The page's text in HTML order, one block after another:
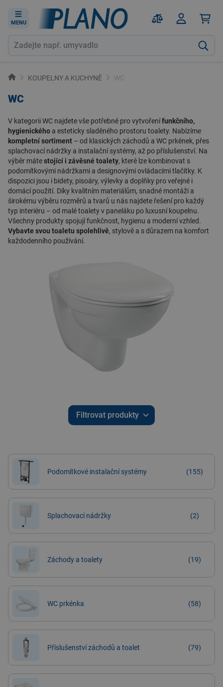
MENU
KOUPELNY A KUCHYNĚ WC
WC
V kategoriiWC najdete vše potřebné pro vytvořenífunkčního,
hygienického a esteticky sladěného prostoru toalety. Nabízíme
kompletní sortiment – od klasických záchodů a WC prkének, přes
splachovací nádržky a instalační systémy, až po příslušenství. Na
výběr mátestojící i závěsné toalety, které lze kombinovat s
podomítkovými nádržkami a designovými ovládacími tlačítky. K
dispozici jsou i bidety, pisoáry, výlevky a doplňky pro veřejné i
domácí použití. Díky kvalitním materiálům, snadné montáži a
širokému výběru rozměrů a tvarů u nás najdete řešenípro každý
typ interiéru – od malé toalety v paneláku po luxusní koupelnu.
Všechny produkty spojují funkčnost, hygienu a moderní vzhled.
Vybavte svou toaletu spolehlivě, stylově a s důrazem na komfort
každodenního používání.
Filtrovat produkty
Podomítkové instalační systémy (155)
Splachovací nádržky (2)
Záchody a toalety (19)
WC prkénka (58)
Příslušenství záchodů a toalet (79)